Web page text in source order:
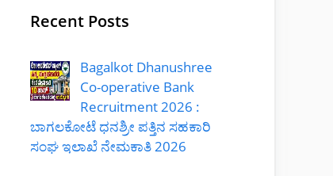
Recent Posts
Bagalkot Dhanushree
Co-operative Bank
Recruitment 2026 :
ಬಾಗಲಕೋಟೆ ಧನಶ್ರೀ ಪತ್ತಿನ ಸಹಕಾರಿ
ಸಂಘ ಇಲಾಖೆ ನೇಮಕಾತಿ 2026